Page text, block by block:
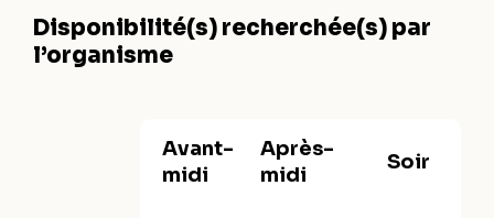
Disponibilité(s) recherchée(s) par
l’organisme
Avant-
midi
Après-
midi
Soir